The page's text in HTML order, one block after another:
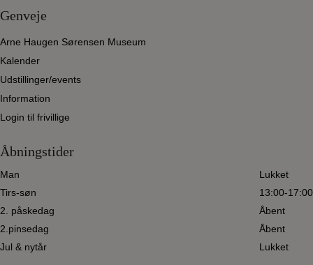
Bygningen er handicapvenlig
Genveje
Arne Haugen Sørensen Museum
Kalender
Udstillinger/events
Login til frivillige
Åbningstider
Man
Tirs-søn
2. påskedag
Lukket
13:00-17:00
Åbent